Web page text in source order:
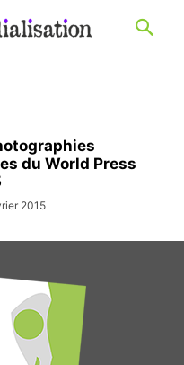
du World Press
2015